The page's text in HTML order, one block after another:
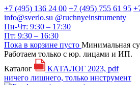
+7 (495) 136 24 00 +7 (495) 755 61 95
info@sverlo.su @ruchnyeinstrumenty
Пн-Чт: 9:30 – 17:30
Пт: 9:30 – 16:30
Пока в корзине пусто Минимальная
Работаем только с юр. лицами и ИП.
Каталог
КАТАЛОГ 2023, рdf
ничего лишнего, только инструмент